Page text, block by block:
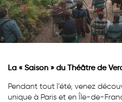
La « Saison » du Théâtre de
Pendant tout l’été, venez
unique à Paris et en Île-de-